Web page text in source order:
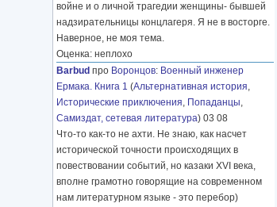
войне и о личной трагедии женщины- бывшей
надзирательницы концлагеря. Я не в восторге.
Наверное, не моя тема.
Оценка: неплохо
Barbud про Воронцов: Военный инженер
Ермака. Книга 1 (Альтернативная история,
Исторические приключения, Попаданцы,
Самиздат, сетевая литература) 03 08
Что-то как-то не ахти. Не знаю, как насчет
исторической точности происходящих в
повествовании событий, но казаки XVI века,
вполне грамотно говорящие на современном
нам литературном языке - это перебор)